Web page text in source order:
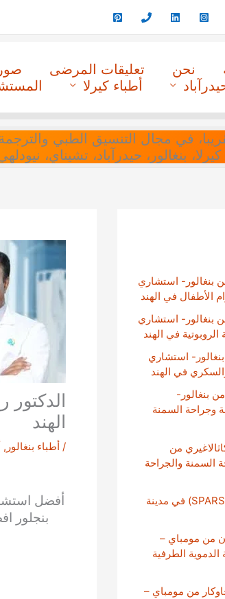
نحن تعليقات المرضى صور
أطباء كيرلا
١٦ سنة تقريبا، في مجال التنسيق
بنغالور، حيدرآباد، تشيناي،
بنغالور- استشاري
الأطفال في الهند
بنغالور- استشاري
الروبوتية في الهند
استشاري
في الهند
بنغالور-
وجراحة السمنة
من
السمنة والجراحة
مستشفيات سبارش (SPARSH) في مدينة
من مومباي –
الطرفية
من مومباي –
الدكتور
الهند
/ أطباء بنغالور ,
بنجلور